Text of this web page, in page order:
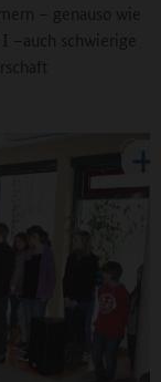
– genauso wie
–auch schwierige